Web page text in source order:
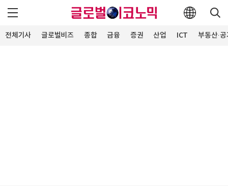
전체기사 글로벌비즈 종합 금융 증권 산업 ICT 부동산·